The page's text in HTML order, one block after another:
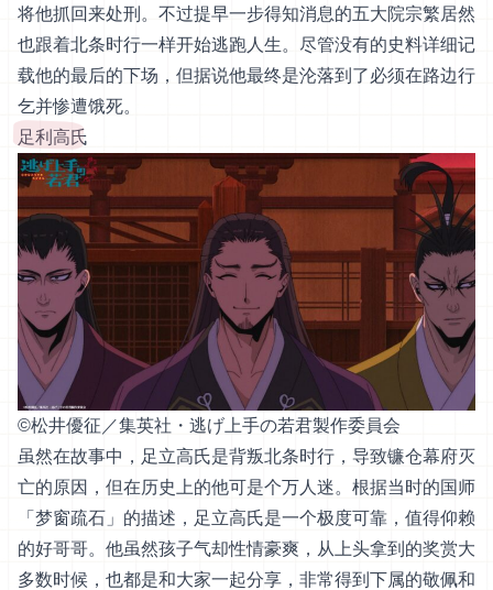
将他抓回来处刑。不过提早一步得知消息的五大院宗繁居然
也跟着北条时行一样开始逃跑人生。尽管没有的史料详细记
载他的最后的下场，但据说他最终是沦落到了必须在路边行
乞并惨遭饿死。
足利高氏
©︎松井優征／集英社・逃げ上手の若君製作委員会
虽然在故事中，足立高氏是背叛北条时行，导致镰仓幕府灭
亡的原因，但在历史上的他可是个万人迷。根据当时的国师
「梦窗疏石」的描述，足立高氏是一个极度可靠，值得仰赖
的好哥哥。他虽然孩子气却性情豪爽，从上头拿到的奖赏大
多数时候，也都是和大家一起分享，非常得到下属的敬佩和